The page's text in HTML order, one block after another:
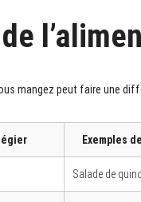
mangez peut faire une
Exemples
Salade de